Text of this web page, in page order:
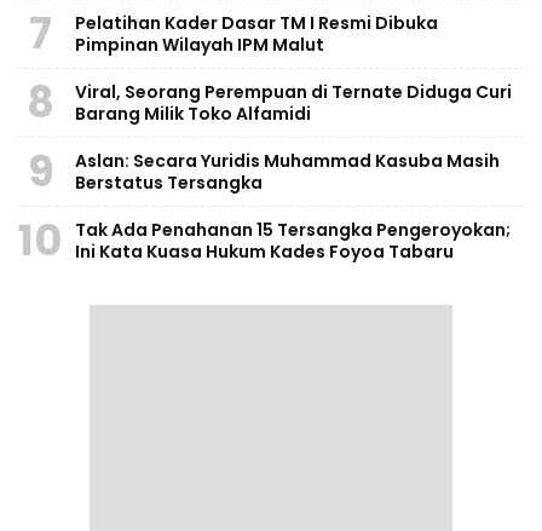
7
Pelatihan Kader Dasar TM I Resmi Dibuka
Pimpinan Wilayah IPM Malut
8
Viral, Seorang Perempuan di Ternate Diduga Curi
Barang Milik Toko Alfamidi
9
Aslan: Secara Yuridis Muhammad Kasuba Masih
Berstatus Tersangka
10
Tak Ada Penahanan 15 Tersangka Pengeroyokan;
Ini Kata Kuasa Hukum Kades Foyoa Tabaru